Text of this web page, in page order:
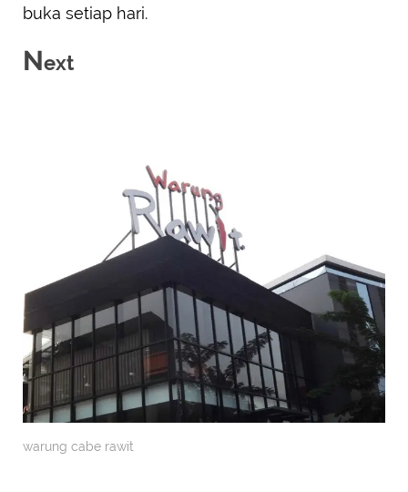
buka setiap hari.
Next
warung cabe rawit